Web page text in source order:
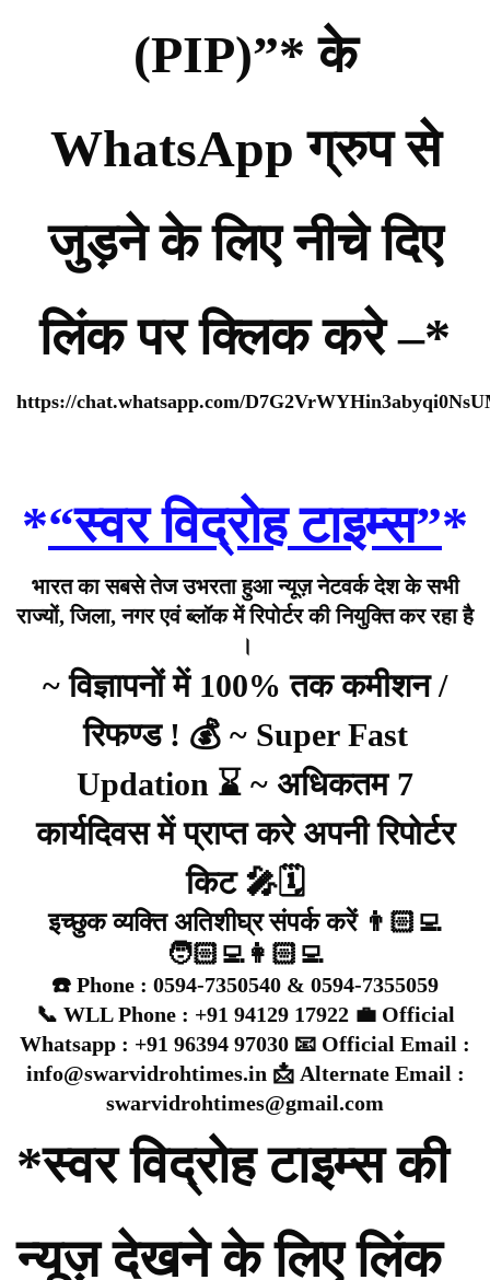
(PIP)”* के
WhatsApp ग्रुप से
जुड़ने के लिए नीचे दिए
लिंक पर क्लिक करे –*
https://chat.whatsapp.com/
*“स्वर विद्रोह टाइम्स”*
भारत का सबसे तेज उभरता हुआ न्यूज़ नेटवर्क देश के सभी
राज्यों, जिला, नगर एवं ब्लॉक में रिपोर्टर की नियुक्ति कर रहा है
।
~ विज्ञापनों में 100% तक कमीशन /
रिफण्ड ! 💰 ~ Super Fast
Updation ⌛ ~ अधिकतम 7
कार्यदिवस में प्राप्त करे अपनी रिपोर्टर
किट 🎤🗓️
इच्छुक व्यक्ति अतिशीघ्र संपर्क करें 👨🏻‍💻
🧑🏻‍💻👩🏻‍💻
☎️ Phone : 0594-7350540 & 0594-7355059
📞 WLL Phone : +91 94129 17922 💼 Official
Whatsapp : +91 96394 97030 📧 Official Email :
info@swarvidrohtimes.in 📩 Alternate Email :
swarvidrohtimes@gmail.com
*स्वर विद्रोह टाइम्स की
न्यूज़ देखने के लिए लिंक